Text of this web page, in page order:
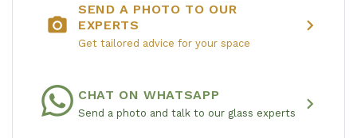
photo_camera
SEND A PHOTO TO OUR
EXPERTS
Get tailored advice for your space
chevron_right
CHAT ON WHATSAPP
Send a photo and talk to our glass experts chevron_right